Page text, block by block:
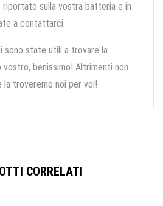
riportato sulla vostra batteria e in
a contattarci.
sono state utili a trovare la
benissimo! Altrimenti non
troveremo noi per voi!
CORRELATI